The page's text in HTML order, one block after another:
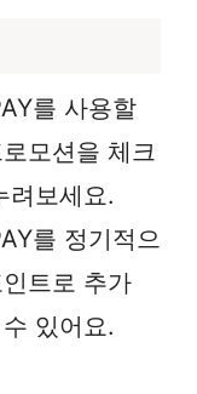
를 사용할
모션을 체크
려보세요.
를 정기적으
트로 추가
있어요.